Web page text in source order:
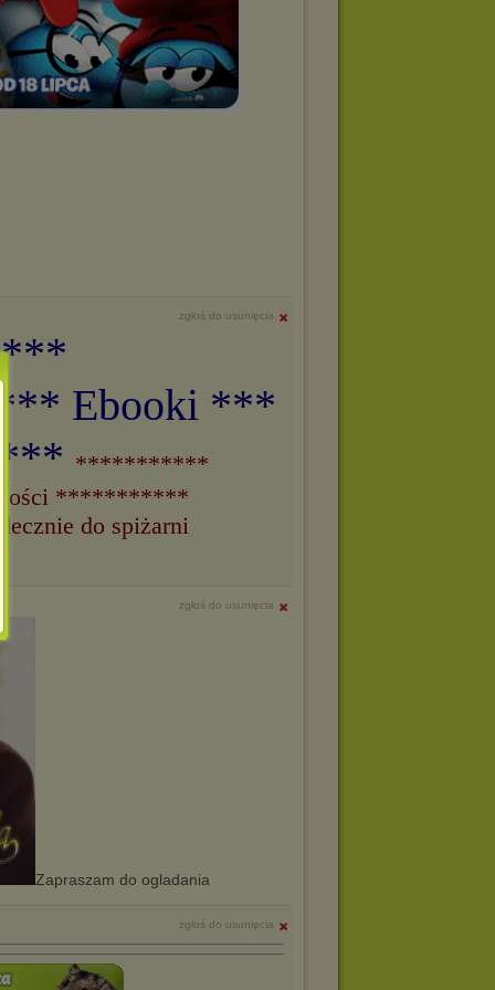
zgłoś do usunięcia
***
*** Ebooki ***
***********
***********
do spiżarni
zgłoś do usunięcia
Zapraszam do ogladania
zgłoś do usunięcia